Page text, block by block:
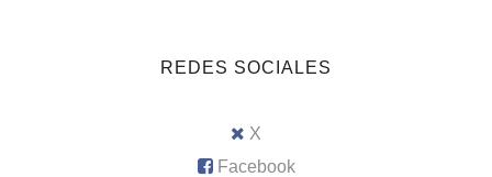
REDES SOCIALES
X
Facebook